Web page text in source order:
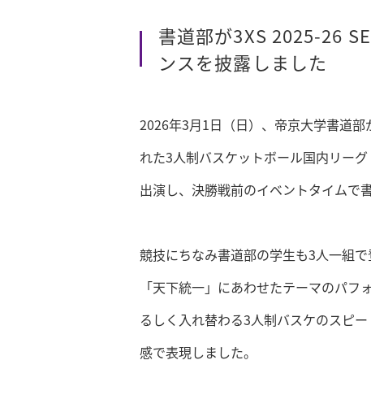
書道部が3XS 2025-26
ンスを披露しました
2026年3月1日（日）、帝京大学書道部
れた3人制バスケットボール国内リー
出演し、決勝戦前のイベントタイムで
競技にちなみ書道部の学生も3人一組
「天下統一」にあわせたテーマのパ
るしく入れ替わる3人制バスケのスピ
感で表現しました。